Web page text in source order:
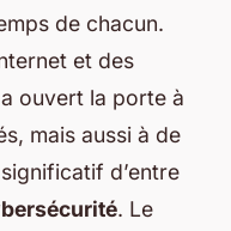
de chacun.
et des
ouvert la porte à
mais aussi à de
d’entre
. Le